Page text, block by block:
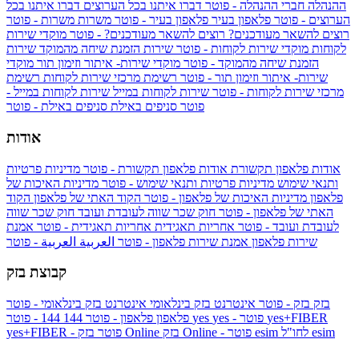
ההנהלה חברי ההנהלה - פוטר דברו איתנו בכל הערוצים דברו איתנו בכל
הערוצים - פוטר פלאפון בעיר פלאפון בעיר - פוטר משרות משרות - פוטר
רוצים להשאר מעודכנים? רוצים להשאר מעודכנים? - פוטר מוקדי שירות
לקוחות מוקדי שירות לקוחות - פוטר שירות הזמנת שיחה מהמוקד שירות
הזמנת שיחה מהמוקד - פוטר מוקדי שירות- איתור וזימון תור מוקדי
שירות- איתור וזימון תור - פוטר רשימת מרכזי שירות לקוחות רשימת
מרכזי שירות לקוחות - פוטר שירות לקוחות במייל שירות לקוחות במייל -
פוטר סניפים באילת סניפים באילת - פוטר
אודות
אודות פלאפון תקשורת אודות פלאפון תקשורת - פוטר מדיניות פרטיות
ותנאי שימוש מדיניות פרטיות ותנאי שימוש - פוטר מדיניות האיכות של
פלאפון מדיניות האיכות של פלאפון - פוטר הקוד האתי של פלאפון הקוד
האתי של פלאפון - פוטר חוק שכר שווה לעובדת ועובד חוק שכר שווה
לעובדת ועובד - פוטר אחריות תאגידית אחריות תאגידית - פוטר אמנת
שירות פלאפון אמנת שירות פלאפון - פוטר العربية العربية - פוטר
קבוצת בזק
בזק בזק - פוטר אינטרנט בזק בינלאומי אינטרנט בזק בינלאומי - פוטר
פלאפון פלאפון - פוטר 144 yes
yes+FIBER
yes+FIBER - פוטר בזק Online esim